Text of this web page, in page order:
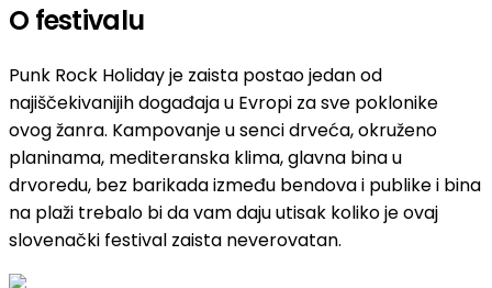
O festivalu
Punk Rock Holiday je zaista postao jedan od
najiščekivanijih događaja u Evropi za sve poklonike
ovog žanra. Kampovanje u senci drveća, okruženo
planinama, mediteranska klima, glavna bina u
drvoredu, bez barikada između bendova i publike i bina
na plaži trebalo bi da vam daju utisak koliko je ovaj
slovenački festival zaista neverovatan.